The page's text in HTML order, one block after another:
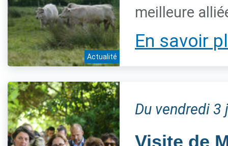
Actualité
meilleure
En savoir
Du vendredi
Visite de